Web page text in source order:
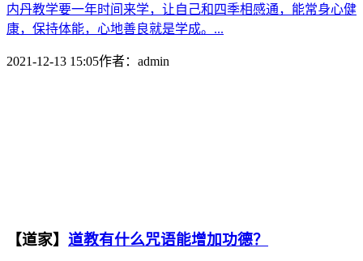
内丹教学要一年时间来学，让自己和四季相感通，能常身心健
康，保持体能，心地善良就是学成。...
2021-12-13 15:05作者： admin
【道家】 道教有什么咒语能增加功德？